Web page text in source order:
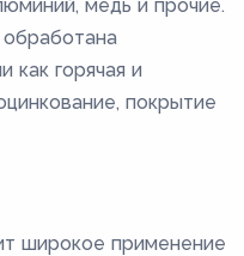
медь и прочие.
как горячая и
покрытие
широкое применение